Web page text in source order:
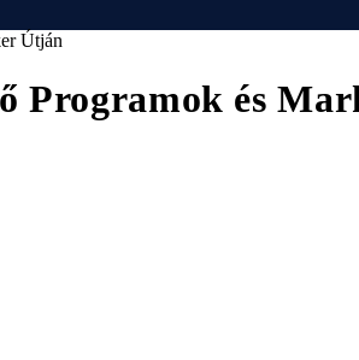
Útján
Programok és